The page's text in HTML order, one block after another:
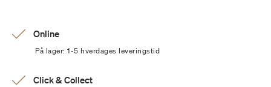
Online
På lager: 1-5 hverdages leveringstid
Click & Collect